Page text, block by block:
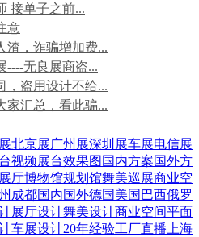
接单子之前...
意
渣，诈骗增加费...
----无良展商盗...
，盗用设计不给...
家汇总，看此骗...
北京展广州展深圳展车展电信展
视频展台效果图 国内方案国外方
厅博物馆规划馆舞美巡展商业空
成都国内国外德国美国 巴西俄罗
展厅设计舞美设计商业空间平面
车展设计20年经验工厂直播 上海